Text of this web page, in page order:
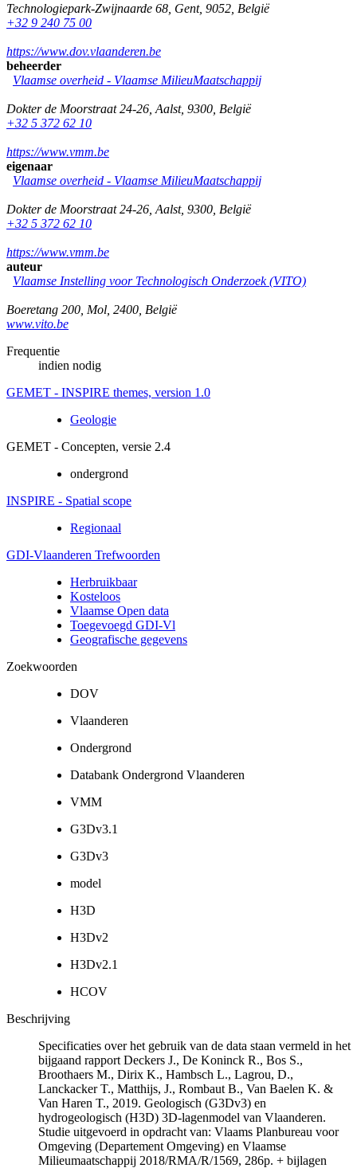
Technologiepark-Zwijnaarde 68 Gent, 9052 België
+32 9 240 75 00
https://www.dov.vlaanderen.be
beheerder
Vlaamse overheid - Vlaamse MilieuMaatschappij
Dokter de Moorstraat 24-26 Aalst, 9300 België
+32 5 372 62 10
https://www.vmm.be
eigenaar
Vlaamse overheid - Vlaamse MilieuMaatschappij
Dokter de Moorstraat 24-26 Aalst, 9300 België
+32 5 372 62 10
https://www.vmm.be
auteur
Vlaamse Instelling voor Technologisch Onderzoek (VITO)
Boeretang 200 Mol 2400 België
www.vito.be
Frequentie
indien nodig
GEMET - INSPIRE themes, version 1.0
Geologie
GEMET - Concepten, versie 2.4
ondergrond
INSPIRE - Spatial scope
Regionaal
GDI-Vlaanderen Trefwoorden
Herbruikbaar
Kosteloos
Vlaamse Open data
Toegevoegd GDI-Vl
Geografische gegevens
Zoekwoorden
DOV
Vlaanderen
Ondergrond
Databank Ondergrond Vlaanderen
VMM
G3Dv3.1
G3Dv3
model
H3D
H3Dv2
H3Dv2.1
HCOV
Beschrijving
Specificaties over het gebruik van de data staan vermeld in het
bijgaand rapport Deckers J., De Koninck R., Bos S.,
Broothaers M., Dirix K., Hambsch L., Lagrou, D.,
Lanckacker T., Matthijs, J., Rombaut B., Van Baelen K. &
Van Haren T., 2019. Geologisch (G3Dv3) en
hydrogeologisch (H3D) 3D-lagenmodel van Vlaanderen.
Studie uitgevoerd in opdracht van: Vlaams Planbureau voor
Omgeving (Departement Omgeving) en Vlaamse
Milieumaatschappij 2018/RMA/R/1569, 286p. + bijlagen